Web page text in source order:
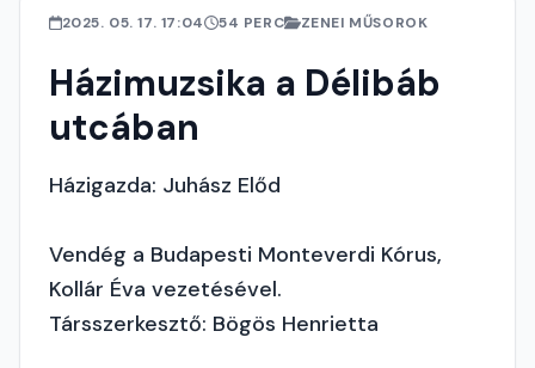
2025. 05. 17. 17:04 54 PERC ZENEI MŰSOROK
Házimuzsika a Délibáb
utcában
Házigazda: Juhász Előd
Vendég a Budapesti Monteverdi Kórus,
Kollár Éva vezetésével.
Társszerkesztő: Bögös Henrietta